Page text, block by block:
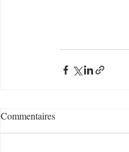
Commentaires